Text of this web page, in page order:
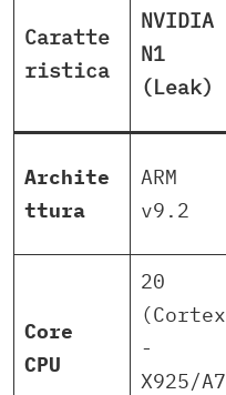
Caratte
ristica
NVIDIA
N1
(Leak)
Archite
ttura
ARM
v9.2
Core
CPU
20
(Cortex
-
X925/A7